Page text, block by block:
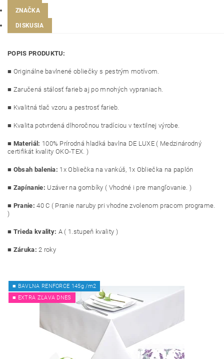
ZNAČKA
DISKUSIA
POPIS PRODUKTU:
■ Originálne bavlnené obliečky s pestrým motívom.
■ Zaručená stálosť farieb aj po mnohých vypraniach.
■ Kvalitná tlač vzoru a pestrosť farieb.
■ Kvalita potvrdená dlhoročnou tradíciou v textilnej výrobe.
■ Materiál: 100% Prírodná hladká bavlna DE LUXE ( Medzinárodný
certifikát kvality OKO-TEX. )
■ Obsah balenia: 1x Obliečka na vankúš, 1x Obliečka na paplón
■ Zapínanie: Uzáver na gombíky ( Vhodné i pre mangľovanie. )
■ Pranie: 40 C ( Pranie naruby pri vhodne zvolenom pracom programe.
)
■ Trieda kvality: A ( 1.stupeň kvality )
■ Záruka: 2 roky
■ BAVLNA RENFORCE 145g /m2
■ EXTRA ZĽAVA DNES